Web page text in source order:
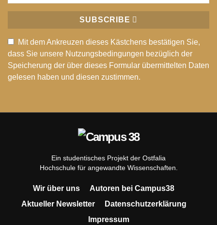
SUBSCRIBE
Mit dem Ankreuzen dieses Kästchens bestätigen Sie,
dass Sie unsere Nutzungsbedingungen bezüglich der
Speicherung der über dieses Formular übermittelten Daten
gelesen haben und diesen zustimmen.
Ein studentisches Projekt der Ostfalia
Hochschule für angewandte Wissenschaften.
Wir über uns
Autoren bei Campus38
Aktueller Newsletter
Datenschutzerklärung
Impressum